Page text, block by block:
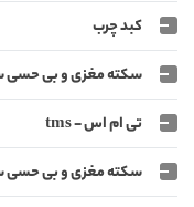
کبد چرب
سکته مغزی و بی
تی ام اس - tms
سکته مغزی و بی حسی